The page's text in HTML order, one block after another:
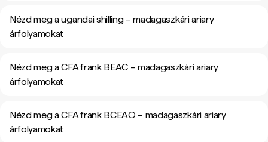
Nézd meg a ugandai shilling – madagaszkári ariary
árfolyamokat
Nézd meg a CFA frank BEAC – madagaszkári ariary
árfolyamokat
Nézd meg a CFA frank BCEAO – madagaszkári ariary
árfolyamokat